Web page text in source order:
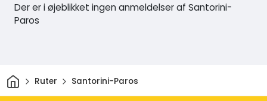
Der er i øjeblikket ingen anmeldelser af Santorini-
Paros
HjemRuter Santorini-Paros